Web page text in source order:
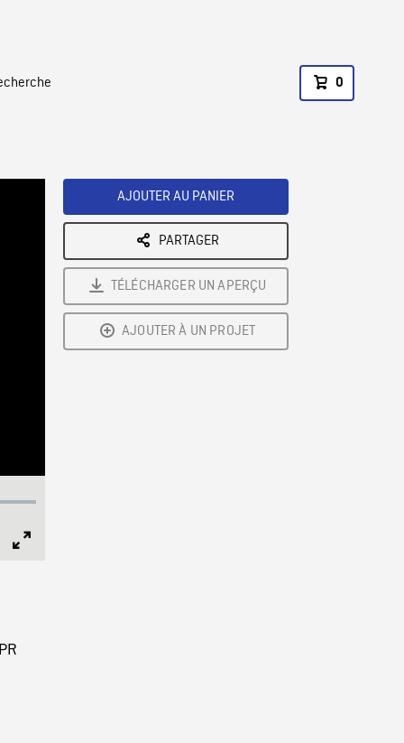
0
AJOUTER AU PANIER
PARTAGER
TÉLÉCHARGER UN APERÇU
AJOUTER À UN PROJET